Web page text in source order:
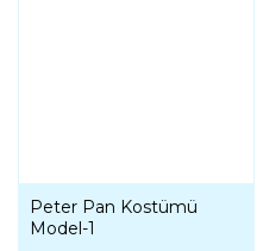
Peter Pan Kostümü
Model-1